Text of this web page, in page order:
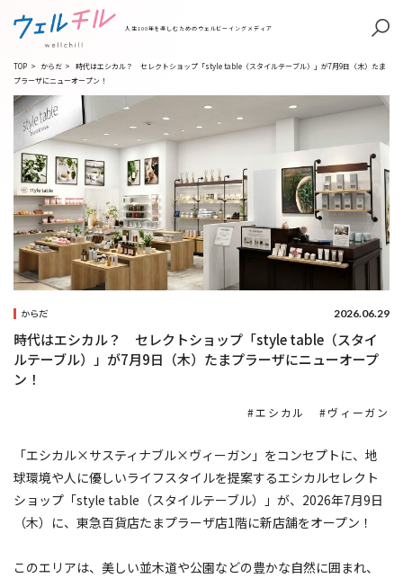
人生100年を楽しむためのウェルビーイングメディア
TOP > からだ >
時代はエシカル？ セレクトショップ「style table（スタイルテーブル）」が7月9日（木）たま
プラーザにニューオープン！
からだ 2026.06.29
時代はエシカル？ セレクトショップ「style table（スタイ
ルテーブル）」が7月9日（木）たまプラーザにニューオープ
ン！
エシカル ヴィーガン
「エシカル×サスティナブル×ヴィーガン」をコンセプトに、地
球環境や人に優しいライフスタイルを提案するエシカルセレクト
ショップ「style table（スタイルテーブル）」が、2026年7月9日
（木）に、東急百貨店たまプラーザ店1階に新店舗をオープン！
このエリアは、美しい並木道や公園などの豊かな自然に囲まれ、